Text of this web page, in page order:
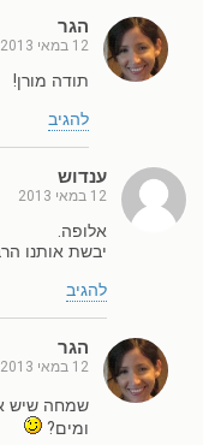
הגר
12 במאי 2013
תודה מורן!
להגיב
ענדוש
12 במאי 2013
אלופה.
יבשת אותנו
להגיב
הגר
12 במאי 2013
שמחה שיש
ומים?